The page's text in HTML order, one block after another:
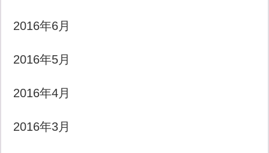
2016年6月
2016年5月
2016年4月
2016年3月